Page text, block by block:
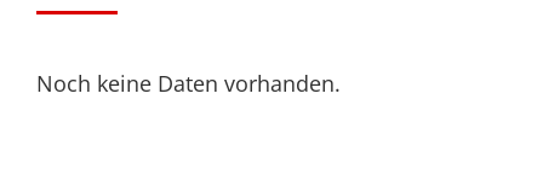
Noch keine Daten vorhanden.